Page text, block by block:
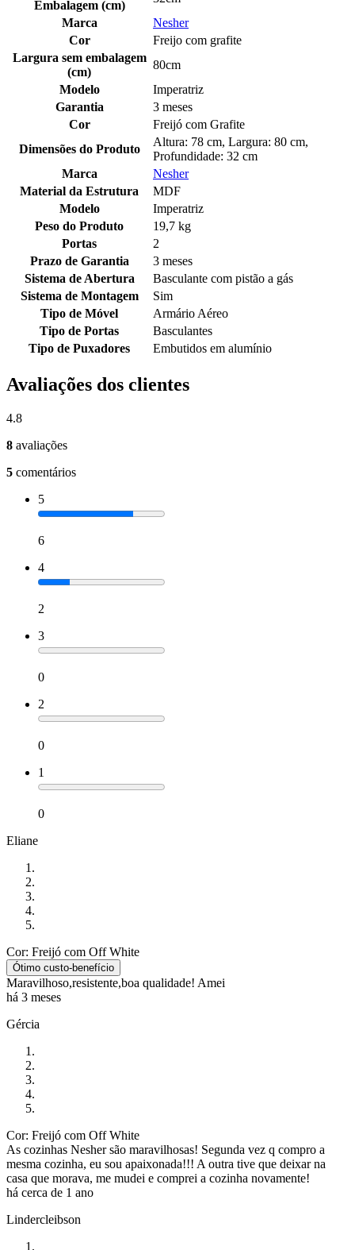
Embalagem (cm)
Marca
Nesher
Cor
Freijo com grafite
Largura sem embalagem
(cm)
80cm
Modelo
Imperatriz
Garantia
3 meses
Cor
Freijó com Grafite
Dimensões do Produto
Altura: 78 cm, Largura: 80 cm,
Profundidade: 32 cm
Marca
Nesher
Material da Estrutura
MDF
Modelo
Imperatriz
Peso do Produto
19,7 kg
Portas
2
Prazo de Garantia
3 meses
Sistema de Abertura
Basculante com pistão a gás
Sistema de Montagem
Sim
Tipo de Móvel
Armário Aéreo
Tipo de Portas
Basculantes
Tipo de Puxadores
Embutidos em alumínio
Avaliações dos clientes
4.8
8 avaliações
5 comentários
5
6
4
2
3
0
2
0
1
0
Eliane
Cor: Freijó com Off White
Ótimo custo-benefício
Maravilhoso,resistente,boa qualidade! Amei
há 3 meses
Gércia
Cor: Freijó com Off White
As cozinhas Nesher são maravilhosas! Segunda vez q compro a
mesma cozinha, eu sou apaixonada!!! A outra tive que deixar na
casa que morava, me mudei e comprei a cozinha novamente!
há cerca de 1 ano
Lindercleibson